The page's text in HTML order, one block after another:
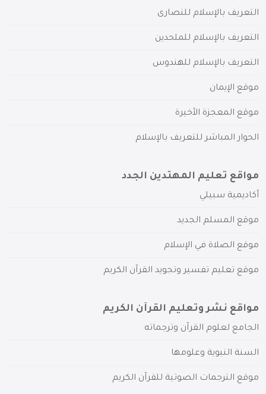
التعريف بالإسلام للنصارى
التعريف بالإسلام للملحدين
التعريف بالإسلام للهندوس
موقع الإيمان
موقع المعجزة الأخيرة
الحوار المباشر للتعريف بالإسلام
مواقع تعليم المهتدين الجدد
أكاديمية سبيلي
موقع المسلم الجديد
موقع الصلاة في الإسلام
موقع تعليم تفسير وتجويد القرآن الكريم
مواقع نشر وتعليم القرآن الكريم
الجامع لعلوم القرآن وترجماته
السنة النبوية وعلومها
موقع الترجمات الصوتية للقرآن الكريم